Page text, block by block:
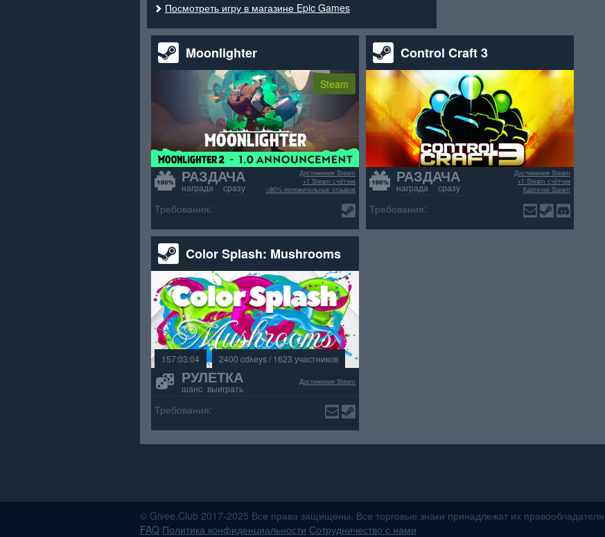
Посмотреть игру в магазине Epic Games
Moonlighter
Steam
РАЗДАЧА
награда сразу
Достижения Steam
+1 Steam счётчик
>80% положительных отзывов
Требования:
Control Craft 3
РАЗДАЧА
награда сразу
Достижения Steam
+1 Steam счётчик
Карточки Steam
Требования:
Color Splash: Mushrooms
157:03:04 2400 cdkeys / 1623 участников
РУЛЕТКА
шанс выиграть
Достижения Steam
Требования:
© Givee.Club 2017-2025 Все права защищены. Все торговые знаки принадлежат их
FAQ Политика конфиденциальности Сотрудничество с нами